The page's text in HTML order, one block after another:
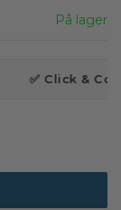
På lager
✅ Click &